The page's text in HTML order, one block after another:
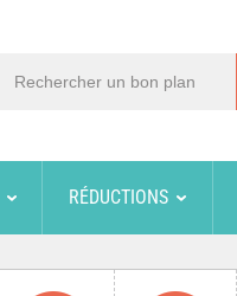
RÉDUCTIONS